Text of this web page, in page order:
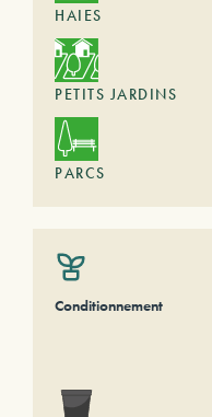
HAIES
PETITS JARDINS
PARCS
Conditionnement